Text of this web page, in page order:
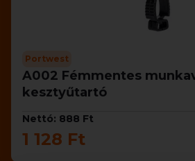
Portwest
A002 Fémmentes
kesztyűtartó
Nettó: 888 Ft
1 128 Ft